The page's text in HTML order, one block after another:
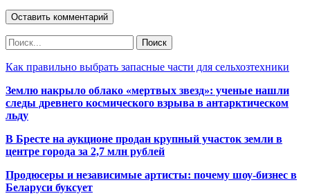
Как правильно выбрать запасные части для сельхозтехники
Землю накрыло облако «мертвых звезд»: ученые нашли
следы древнего космического взрыва в антарктическом
льду
В Бресте на аукционе продан крупный участок земли в
центре города за 2,7 млн рублей
Продюсеры и независимые артисты: почему шоу-бизнес в
Беларуси буксует